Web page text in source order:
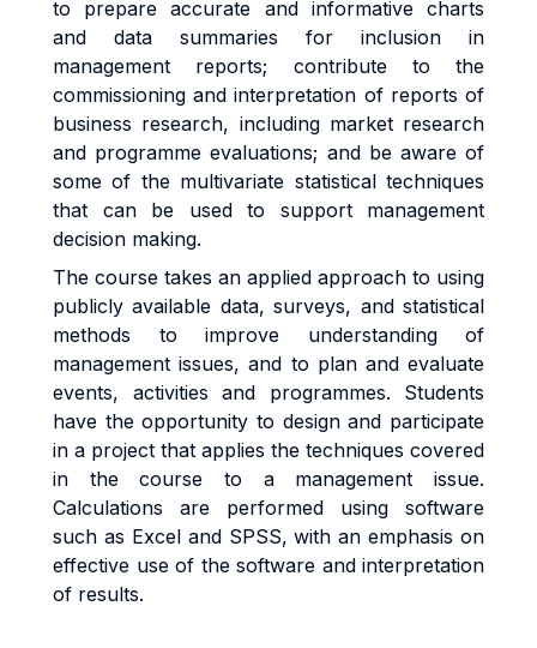
to prepare accurate and informative charts
and data summaries for inclusion in
management reports; contribute to the
commissioning and interpretation of reports of
business research, including market research
and programme evaluations; and be aware of
some of the multivariate statistical techniques
that can be used to support management
decision making.
The course takes an applied approach to using
publicly available data, surveys, and statistical
methods to improve understanding of
management issues, and to plan and evaluate
events, activities and programmes. Students
have the opportunity to design and participate
in a project that applies the techniques covered
in the course to a management issue.
Calculations are performed using software
such as Excel and SPSS, with an emphasis on
effective use of the software and interpretation
of results.